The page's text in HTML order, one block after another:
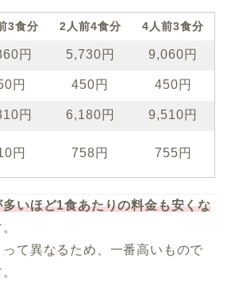
3食分 2人前4食分 4人前3食分
円 5,730円 9,060円
円 450円 450円
円 6,180円 9,510円
円 758円 755円
多いほど1食あたりの料金も安くな
て異なるため、一番高いもので